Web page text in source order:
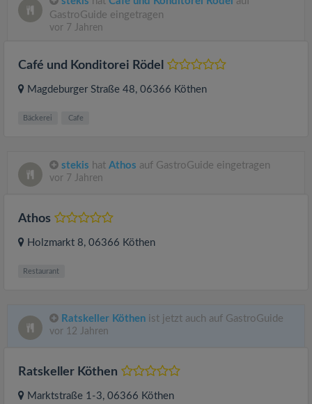
GastroGuide eingetragen
vor 7 Jahren
Café und Konditorei Rödel
Magdeburger Straße 48, 06366 Köthen
Bäckerei Cafe
stekis hat Athos auf GastroGuide eingetragen
vor 7 Jahren
Athos
Holzmarkt 8, 06366 Köthen
Restaurant
Ratskeller Köthen ist jetzt auch auf GastroGuide
vor 12 Jahren
Ratskeller Köthen
Marktstraße 1-3, 06366 Köthen